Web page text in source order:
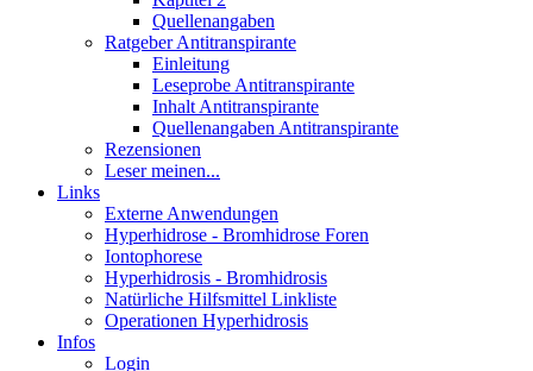
Quellenangaben
Ratgeber Antitranspirante
Einleitung
Leseprobe Antitranspirante
Inhalt Antitranspirante
Quellenangaben Antitranspirante
Rezensionen
Leser meinen...
Links
Externe Anwendungen
Hyperhidrose - Bromhidrose Foren
Iontophorese
Hyperhidrosis - Bromhidrosis
Natürliche Hilfsmittel Linkliste
Operationen Hyperhidrosis
Infos
Login